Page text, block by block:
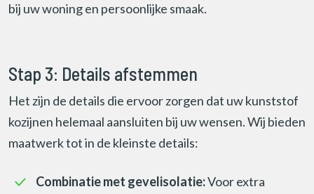
bij uw woning en persoonlijke smaak.
Stap 3: Details afstemmen
Het zijn de details die ervoor zorgen dat uw kunststof
kozijnen helemaal aansluiten bij uw wensen. Wij bieden
maatwerk tot in de kleinste details:
Combinatie met gevelisolatie:Voor extra